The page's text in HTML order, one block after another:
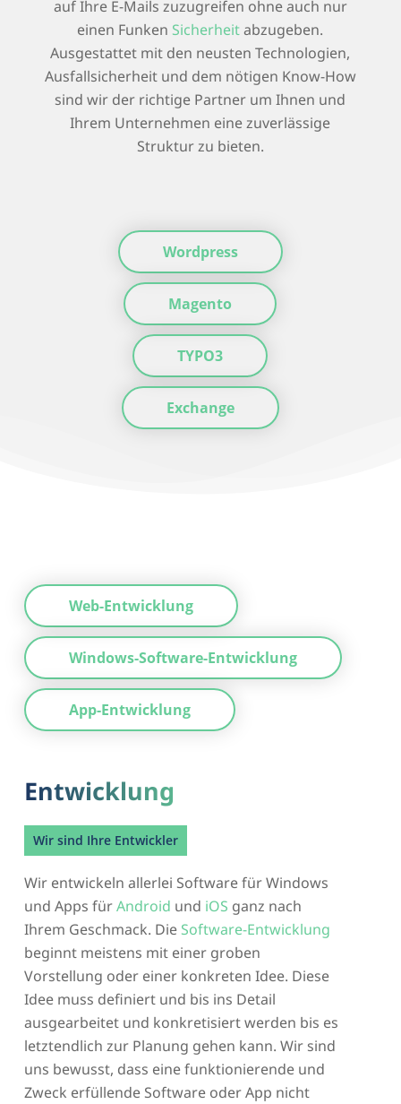
auf Ihre E-Mails zuzugreifen ohne auch nur
einen Funken Sicherheitabzugeben.
Ausgestattet mit den neusten Technologien,
Ausfallsicherheit und dem nötigen Know-How
sind wir der richtige Partner um Ihnen und
Ihrem Unternehmen eine zuverlässige
Struktur zu bieten.
Wordpress
Magento
TYPO3
Exchange
Web-Entwicklung
Windows-Software-Entwicklung
App-Entwicklung
Entwicklung
Wir sind Ihre Entwickler
Wir entwickeln allerlei Software für Windows
und Apps fürAndroid und iOS ganz nach
Ihrem Geschmack. Die Software-Entwicklung
beginnt meistens mit einer groben
Vorstellung oder einer konkreten Idee. Diese
Idee muss definiert und bis ins Detail
ausgearbeitet und konkretisiert werden bis es
letztendlich zur Planung gehen kann. Wir sind
uns bewusst, dass eine funktionierende und
Zweck erfüllende Software oder App nicht